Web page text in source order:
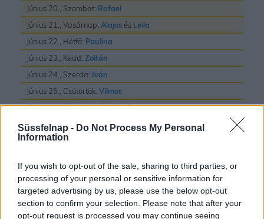
Süssfelnap - Do Not Process My Personal
Information
If you wish to opt-out of the sale, sharing to third parties, or
processing of your personal or sensitive information for
targeted advertising by us, please use the below opt-out
section to confirm your selection. Please note that after your
opt-out request is processed you may continue seeing
Június 20., Szombat: Rafael
Június 21., Vasárnap: Alajos és Leila
Június 22., Hétfő: Paulina
Június 23., Kedd: Zoltán
Június 24., Szerda: Iván
Június 25., Csütörtök: Vilmos
Június 26., Péntek:JánosésPál
Június 27., Szombat:László
Június 28., Vasárnap:
Június 30., Kedd: